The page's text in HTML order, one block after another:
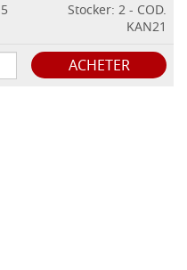
Stocker: 2 - COD.
KAN21
ACHETER